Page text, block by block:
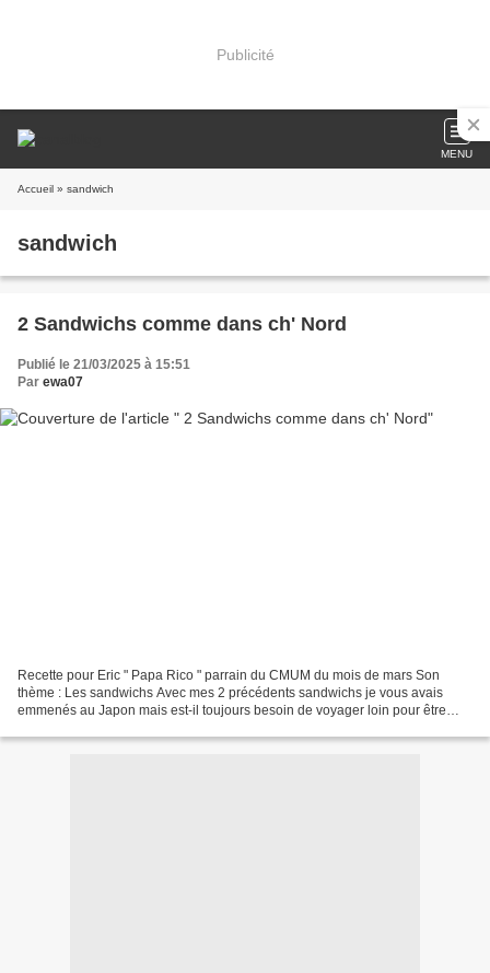
Publicité
MENU
Accueil » sandwich
sandwich
2 Sandwichs comme dans ch' Nord
Publié le 21/03/2025 à 15:51
Par ewa07
Recette pour Eric " Papa Rico " parrain du CMUM du mois de mars Son
thème : Les sandwichs Avec mes 2 précédents sandwichs je vous avais
emmenés au Japon mais est-il toujours besoin de voyager loin pour être